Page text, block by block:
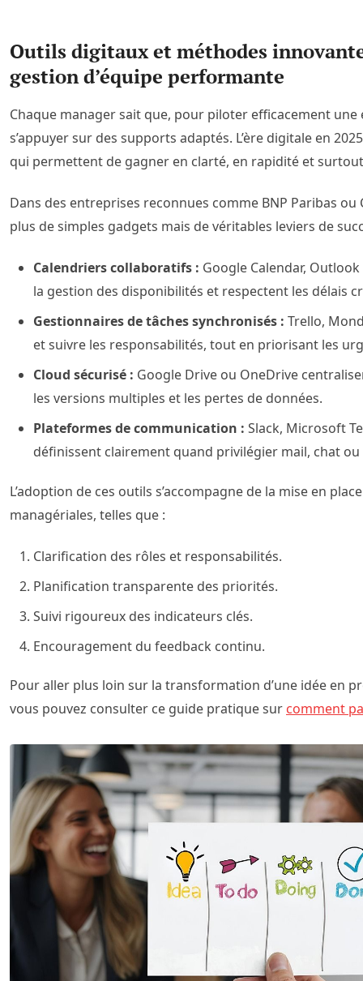
Outils digitaux et méthodes
gestion d’équipe performante
Chaque manager sait que, pour piloter efficacement
s’appuyer sur des supports adaptés. L’ère digitale en
qui permettent de gagner en clarté, en rapidité et
Dans des entreprises reconnues comme BNP Paribas ou
plus de simples gadgets mais de véritables leviers de
Calendriers collaboratifs : Google Calendar,
la gestion des disponibilités et respectent les délais
Gestionnaires de tâches synchronisés : Trello,
et suivre les responsabilités, tout en priorisant les
Cloud sécurisé : Google Drive ou OneDrive
les versions multiples et les pertes de données.
Plateformes de communication : Slack, Microsoft
définissent clairement quand privilégier mail, chat ou
L’adoption de ces outils s’accompagne de la mise en
managériales, telles que :
Clarification des rôles et responsabilités.
Planification transparente des priorités.
Suivi rigoureux des indicateurs clés.
Encouragement du feedback continu.
Pour aller plus loin sur la transformation d’une idée en
vous pouvez consulter ce guide pratique sur comment